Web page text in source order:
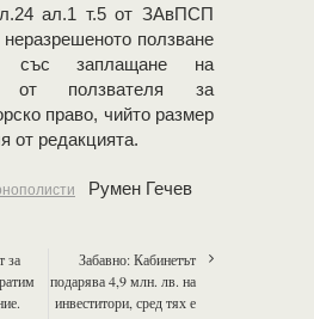
ал.1 т.5 от ЗАвПСП
неразрешеното ползване
със заплащане на
от ползвателя за
право, чийто размер
от редакцията.
Румен Гечев
за
Забавно: Кабинетът
подарява 4,9 млн. лв. на
инвеститори, сред тях е